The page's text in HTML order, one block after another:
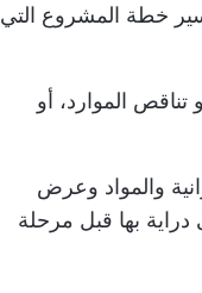
خطة المشروع التي
الموارد، أو
والمواد وعرض
بها قبل مرحلة